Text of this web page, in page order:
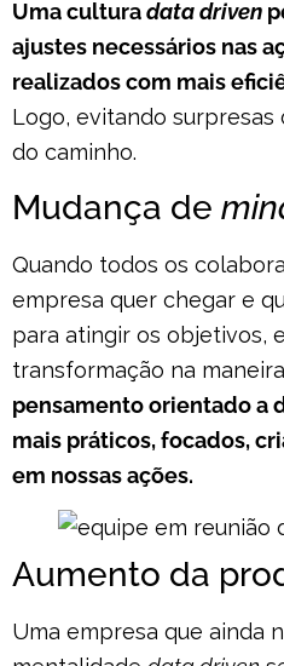
Uma culturadata driven
ajustes necessários nas
realizados com mais
Logo, evitando surpresas
do caminho.
Mudança de
Quando todos os
empresa quer chegar e
para atingir os objetivos,
transformação na
pensamento orientado a
mais práticos, focados,
em nossas ações.
Aumento da
Uma empresa que ainda